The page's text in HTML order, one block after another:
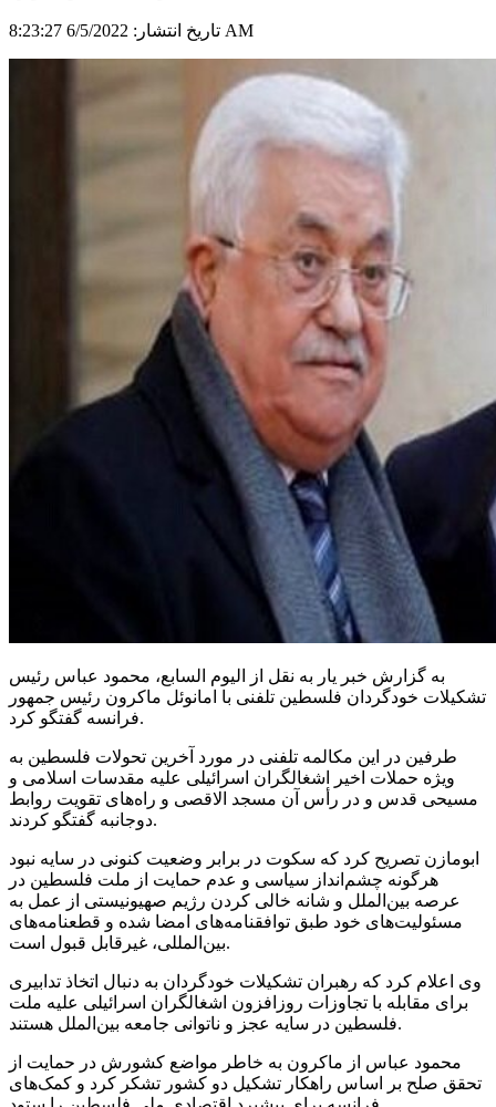
تاریخ انتشار: 6/5/2022 8:23:27 AM
به گزارش خبر یار به نقل از الیوم السابع، محمود عباس رئیس
تشکیلات خودگردان فلسطین تلفنی با امانوئل ماکرون رئیس جمهور
فرانسه گفتگو کرد.
طرفین در این مکالمه تلفنی در مورد آخرین تحولات فلسطین به
ویژه حملات اخیر اشغالگران اسرائیلی علیه مقدسات اسلامی و
مسیحی قدس و در رأس آن مسجد الاقصی و راه‌های تقویت روابط
دوجانبه گفتگو کردند.
ابومازن تصریح کرد که سکوت در برابر وضعیت کنونی در سایه نبود
هرگونه چشم‌انداز سیاسی و عدم حمایت از ملت فلسطین در
عرصه بین‌الملل و شانه خالی کردن رژیم صهیونیستی از عمل به
مسئولیت‌های خود طبق توافقنامه‌های امضا شده و قطعنامه‌های
بین‌المللی، غیرقابل قبول است.
وی اعلام کرد که رهبران تشکیلات خودگردان به دنبال اتخاذ تدابیری
برای مقابله با تجاوزات روزافزون اشغالگران اسرائیلی علیه ملت
فلسطین در سایه عجز و ناتوانی جامعه بین‌الملل هستند.
محمود عباس از ماکرون به خاطر مواضع کشورش در حمایت از
تحقق صلح بر اساس راهکار تشکیل دو کشور تشکر کرد و کمک‌های